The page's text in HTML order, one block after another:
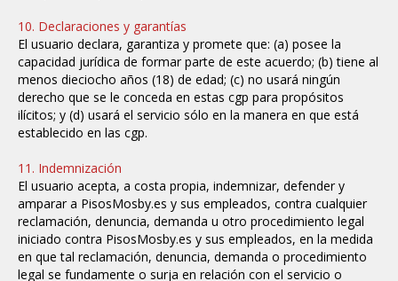
10. Declaraciones y garantías
El usuario declara, garantiza y promete que: (a) posee la
capacidad jurídica de formar parte de este acuerdo; (b) tiene al
menos dieciocho años (18) de edad; (c) no usará ningún
derecho que se le conceda en estas cgp para propósitos
ilícitos; y (d) usará el servicio sólo en la manera en que está
establecido en las cgp.
11. Indemnización
El usuario acepta, a costa propia, indemnizar, defender y
amparar a PisosMosby.es y sus empleados, contra cualquier
reclamación, denuncia, demanda u otro procedimiento legal
iniciado contra PisosMosby.es y sus empleados, en la medida
en que tal reclamación, denuncia, demanda o procedimiento
legal se fundamente o surja en relación con el servicio o